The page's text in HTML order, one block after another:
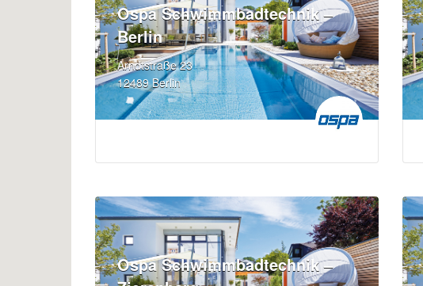
Ospa Schwimmbadtechnik –
Berlin
Arndtstraße 23
12489 Berlin
Ospa Schwimmbadtechnik –